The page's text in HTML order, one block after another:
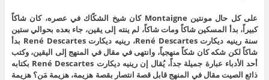
على كل حال مونتين Montaigne كان شيخ الشكّاك في عصره، كان شاكاً
كبيراً، بدأ المسكين شاكاً ومات شاكاً، لم ينته إلى يقين، جاء بعده بحوالي ستين
سنة رينيه ديكارت René Descartes، رينيه ديكارت René Descartes بدأ
شاكاً لكن شكه كان شكاً منهجياً، وانتهى في مقال في المنهج إلى اليقين، وكتب
أحد الأدباء عبارة جميلة جداً، يُقال إن رينيه ديكارت René Descartes بكتابه
ذائع الصيت مقال في المنهج قابل قصة انتصار بقصة هزيمة، هزيمة مَن؟ هزيمة